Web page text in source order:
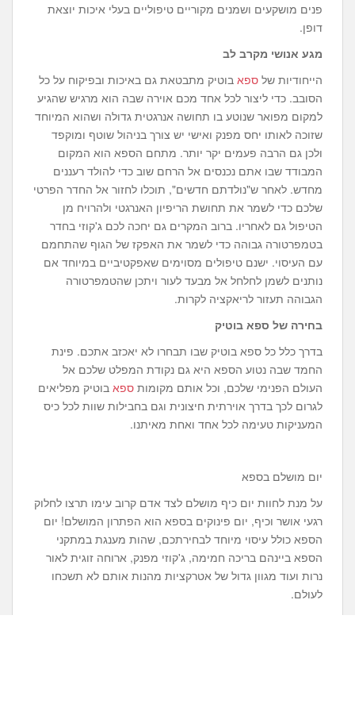
פנים מושקעים ושמנים מקוריים טיפוליים בעלי איכות יוצאת
דופן.
מגע אנושי מקרב לב
הייחודיות של ספא בוטיק מתבטאת גם באיכות ובפיקוח על כל
הסובב. כדי ליצור לכל אחד מכם אוירה שבה הוא מרגיש שהגיע
למקום מפואר שנוטע בו תחושה אנרגטית גדולה ושהוא המיוחד
שזוכה לאותו יחס מפנק ואישי יש צורך בניהול שוטף ומוקפד
ולכן גם הרבה פעמים יקר יותר. מתחם הספא הוא המקום
המבודד שבו אתם נכנסים אל הרחם שוב כדי להולד רעננים
מחדש. לאחר ש"נולדתם חדשים", תוכלו לחזור אל החדר הפרטי
שלכם כדי לשמר את תחושת הריפיון האנרגטי ולהרויח מן
הטיפול גם לאחריו. ברוב המקרים גם יחכה לכם ג'קוזי בחדר
בטמפרטורה גבוהה כדי לשמר את האפקז של הגוף שהתחמם
עם העיסוי. ישנם טיפולים מסוימים שאפקטיביים במיוחד אם
נותנים לשמן לחלחל אל מבעד לעור ויתכן שהטמפרטורה
הגבוהה תעזור לריאקציה לקרות.
בחירה של ספא בוטיק
בדרך כלל כל ספא בוטיק שבו תבחרו לא יאכזב אתכם. פינת
החמד שבה נטוע הספא היא גם נקודת המפלט שלכם אל
העולם הפנימי שלכם, וכל אותם מקומות ספא בוטיק מפליאים
לגרום לכך בדרך אוירתית חיצונית וגם בחבילות שוות לכל כיס
המעניקות טעימה לכל אחד ואחת מאיתנו.
יום מושלם בספא
על מנת לחוות יום כיף מושלם לצד אדם קרוב עימו תרצו לחלוק
רגעי אושר וכיף, יום פינוקים בספא הוא הפתרון המושלם! יום
הספא כולל עיסוי מיוחד לבחירתכם, שהות מענגת במתקני
הספא ביינהם בריכה חמימה, ג'קוזי מפנק, ארוחה זוגית לאור
נרות ועוד מגוון גדול של אטרקציות מהנות אותם לא תשכחו
לעולם.